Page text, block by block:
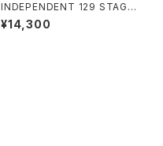
INDEPENDENT 129 STAGE
11 FORGED HOLLOW SILVE
R STANDARD SKATEBOAR
¥14,300